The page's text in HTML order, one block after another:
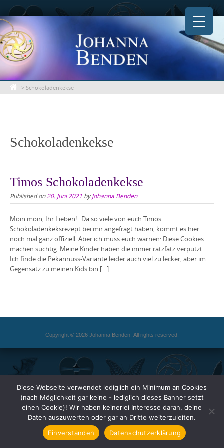
Skip
to
content
> Schokoladenkekse
Schokoladenkekse
Timos Schokoladenkekse
Published on20. Juni 2021 byJohanna Benden
Moin moin, Ihr Lieben! Da so viele von euch Timos
Schokoladenkeksrezept bei mir angefragt haben, kommt es hier
noch mal ganz offiziell. Aber ich muss euch warnen: Diese Cookies
machen süchtig. Meine Kinder haben die immer ratzfatz verputzt.
Ich finde die Pekannuss-Variante leider auch viel zu lecker, aber im
Gegensatz zu meinen Kids bin […]
Copyright © 2026 Johanna Benden. All rights reserved.
Diese Webseite verwendet lediglich ein Minimum an Cookies
(nach Möglichkeit gar keine - lediglich dieses Banner setzt
einen Cookie)! Wir haben keinerlei Interesse daran, deine
Daten auszuwerten oder gar an Dritte weiterzuleiten.
Einverstanden
Datenschutzerklärung